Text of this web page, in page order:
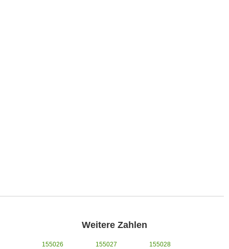
Weitere Zahlen
155026 155027
155028